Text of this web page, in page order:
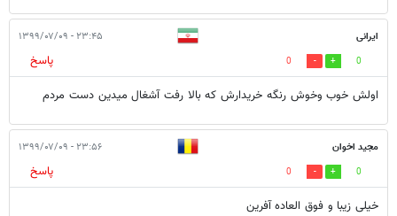
ایرانی ۲۳:۴۵ - ۱۳۹۹/۰۷/۰۹
0
0
پاسخ
اولش خوب وخوش رنگه خریدارش که بالا رفت آشغال میدین دست مردم
مجید اخوان ۲۳:۵۶ - ۱۳۹۹/۰۷/۰۹
0
0
پاسخ
خیلی زیبا و فوق العاده آفرین